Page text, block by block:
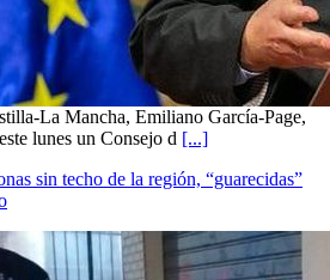
La Mancha, Emiliano García-Page,
lunes un Consejo d [...]
sin techo de la región, “guarecidas”